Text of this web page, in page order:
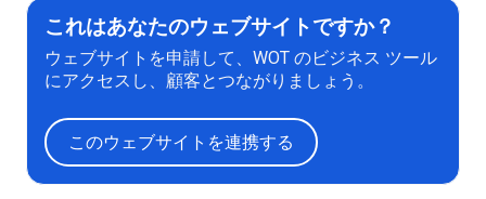
これはあなたのウェブサイトですか？
ウェブサイトを申請して、WOT のビジネス ツール
にアクセスし、顧客とつながりましょう。
このウェブサイトを連携する